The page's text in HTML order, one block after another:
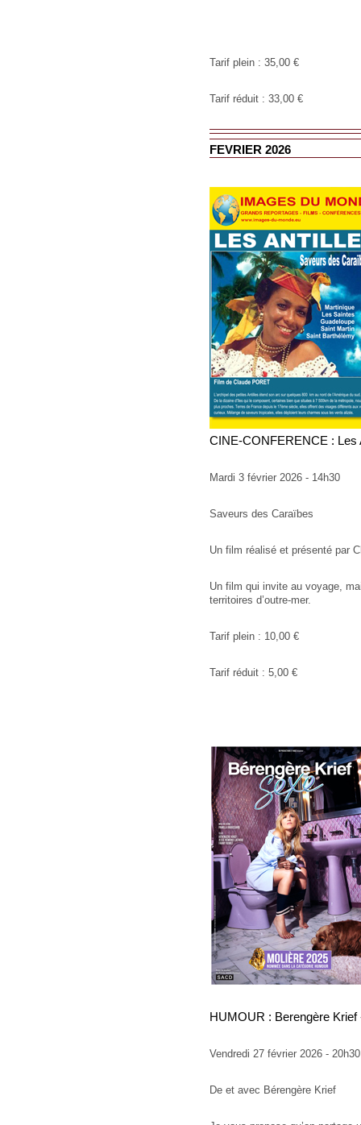
Tarif plein : 35,00 €
Tarif réduit : 33,00 €
FEVRIER 2026
CINE-CONFERENCE : Les
Mardi 3 février 2026 - 14h30
Saveurs des Caraïbes
Un film réalisé et présenté par
Un film qui invite au voyage,
territoires d’outre-mer.
Tarif plein : 10,00 €
Tarif réduit : 5,00 €
HUMOUR : Berengère
Vendredi 27 février 2026 -
De et avec Bérengère Krief